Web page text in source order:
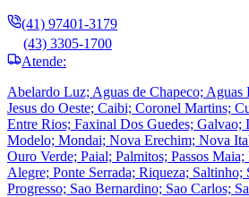
(41) 97401-3179
(43) 3305-1700
Atende:
Abelardo Luz; Aguas de Chapeco;
Jesus do Oeste; Caibi; Coronel Martins;
Entre Rios; Faxinal Dos Guedes; Galvao;
Modelo; Mondai; Nova Erechim; Nova
Ouro Verde; Paial; Palmitos; Passos
Alegre; Ponte Serrada; Riqueza; Saltinho;
Progresso; Sao Bernardino; Sao Carlos;